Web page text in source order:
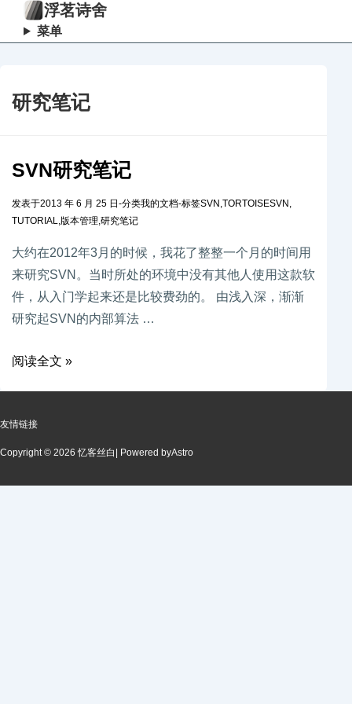
浮茗诗舍
菜单
研究笔记
SVN研究笔记
发表于2013 年 6 月 25 日 -分类我的文档-标签SVN ,TORTOISESVN ,
TUTORIAL,版本管理,研究笔记
大约在2012年3月的时候，我花了整整一个月的时间用
来研究SVN。当时所处的环境中没有其他人使用这款软
件，从入门学起来还是比较费劲的。 由浅入深，渐渐
研究起SVN的内部算法 …
阅读全文 »
友情链接
Copyright © 2026 忆客丝白 | Powered byAstro